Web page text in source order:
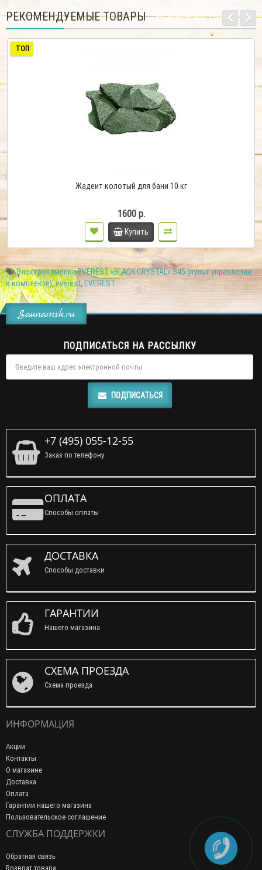
РЕКОМЕНДУЕМЫЕ ТОВАРЫ
ТОП
Жадеит колотый для бани 10 кг
1600 р.
Купить
Электрокаменка EVEREST «BLACK CRYSTAL» S45 (пульт управления
в комплекте),everest,EVEREST
Saunamsk.ru
ПОДПИСАТЬСЯ НА РАССЫЛКУ
ПОДПИСАТЬСЯ
+7 (495) 055-12-55
Заказ по телефону
ОПЛАТА
Способы оплаты
ДОСТАВКА
Способы доставки
ГАРАНТИИ
Нашего магазина
СХЕМА ПРОЕЗДА
Схема проезда
ИНФОРМАЦИЯ
Акции
Контакты
О магазине
Доставка
Оплата
Гарантии нашего магазина
Пользовательское соглашение
СЛУЖБА ПОДДЕРЖКИ
Обратная связь
Возврат товара